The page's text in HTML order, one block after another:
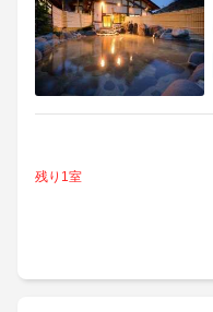
残り1室